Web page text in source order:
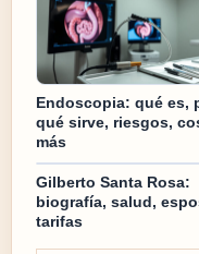
Endoscopia: qué es,
qué sirve, riesgos,
más
Gilberto Santa Rosa:
biografía, salud,
tarifas